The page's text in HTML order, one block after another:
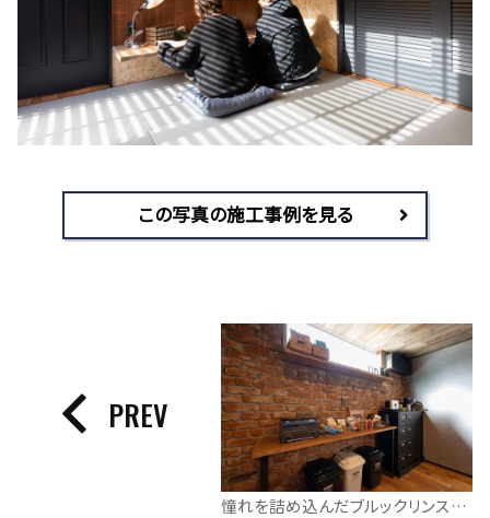
この写真の施工事例を見る
憧れを詰め込んだブルックリンスタイルの平屋
PREV